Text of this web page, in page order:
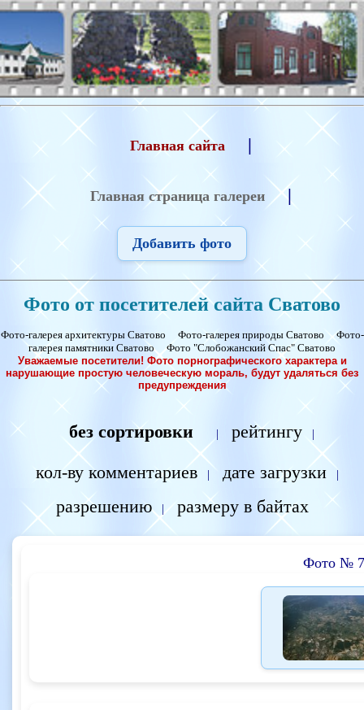
Главная сайта |
Главная страница галереи |
Добавить фото
Фото от посетителей сайта Сватово
Фото-галерея архитектуры Сватово Фото-галерея природы Сватово
Фото-
галерея памятники Сватово
Фото "Слобожанский Спас" Сватово
Уважаемые посетители! Фото порнографического характера и
нарушающие простую человеческую мораль, будут удаляться без
предупреждения
без сортировки | рейтингу |
кол-ву комментариев | дате загрузки |
разрешению | размеру в байтах
Фото №